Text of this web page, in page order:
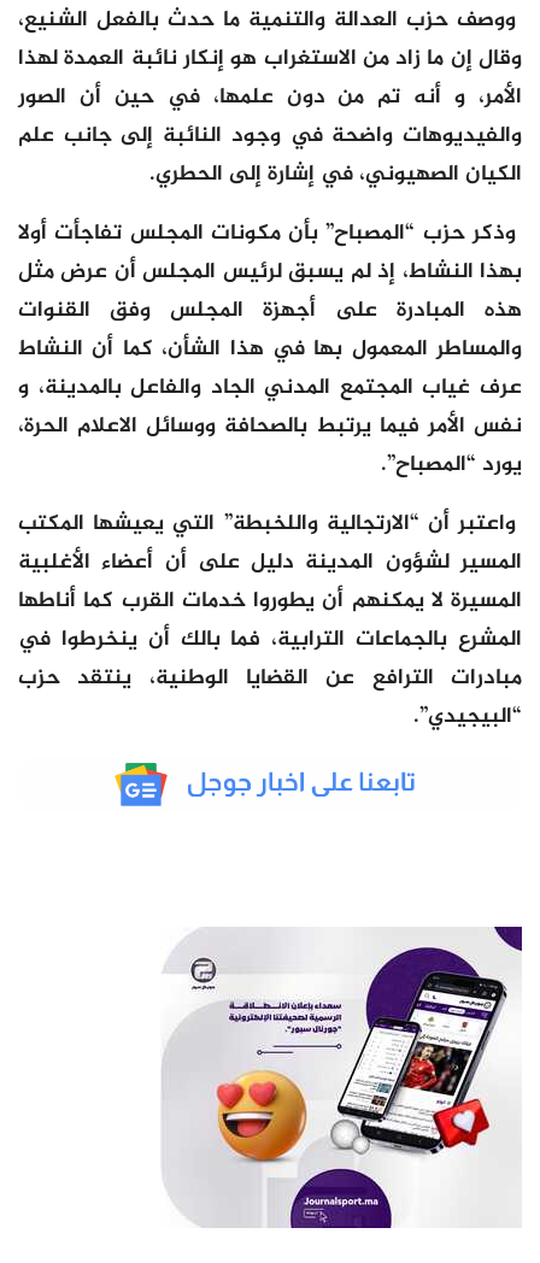
ووصف حزب العدالة والتنمية ما حدث بالفعل الشنيع،
وقال إن ما زاد من الاستغراب هو إنكار نائبة العمدة لهذا
الأمر، و أنه تم من دون علمها، في حين أن الصور
والفيديوهات واضحة في وجود النائبة إلى جانب علم
الكيان الصهيوني، في إشارة إلى الحطري.
وذكر حزب “المصباح” بأن مكونات المجلس تفاجأت أولا
بهذا النشاط، إذ لم يسبق لرئيس المجلس أن عرض مثل
هذه المبادرة على أجهزة المجلس وفق القنوات
والمساطر المعمول بها في هذا الشأن، كما أن النشاط
عرف غياب المجتمع المدني الجاد والفاعل بالمدينة، و
نفس الأمر فيما يرتبط بالصحافة ووسائل الاعلام الحرة،
يورد “المصباح”.
واعتبر أن “الارتجالية واللخبطة” التي يعيشها المكتب
المسير لشؤون المدينة دليل على أن أعضاء الأغلبية
المسيرة لا يمكنهم أن يطوروا خدمات القرب كما أناطها
المشرع بالجماعات الترابية، فما بالك أن ينخرطوا في
مبادرات الترافع عن القضايا الوطنية، ينتقد حزب
“البيجيدي”.